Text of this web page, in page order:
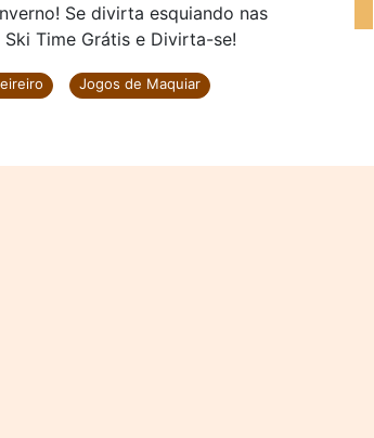
Se divirta esquiando nas
Time Grátis e Divirta-se!
Jogos de Maquiar